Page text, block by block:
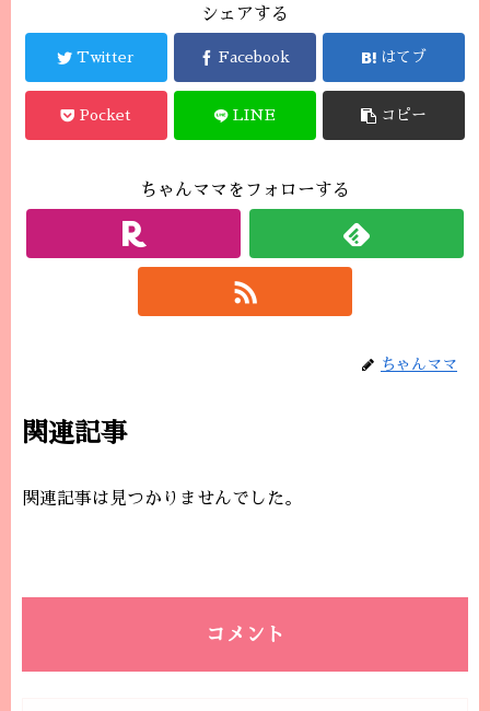
シェアする
Twitter Facebook はてブ
Pocket LINE コピー
ちゃんママをフォローする
ちゃんママ
関連記事
関連記事は見つかりませんでした。
コメント